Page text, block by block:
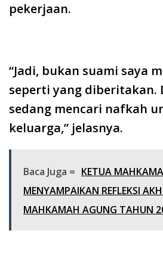
pekerjaan.
“Jadi, bukan suami saya
seperti yang diberitakan.
sedang mencari nafkah
keluarga,” jelasnya.
Baca Juga = KETUA
MENYAMPAIKAN REFLEKSI
MAHKAMAH AGUNG TAHUN